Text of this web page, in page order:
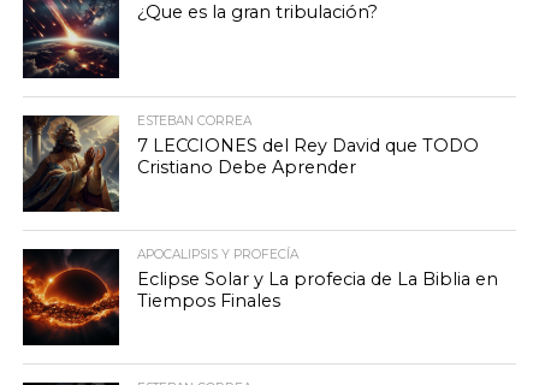
¿Que es la gran tribulación?
ESTEBAN CORREA
7 LECCIONES del Rey David que TODO
Cristiano Debe Aprender
APOCALIPSIS Y PROFECÍA
Eclipse Solar y La profecia de La Biblia en
Tiempos Finales